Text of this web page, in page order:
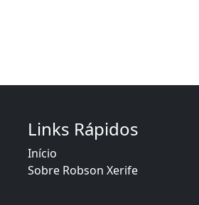
Links Rápidos
Início
Sobre Robson Xerife